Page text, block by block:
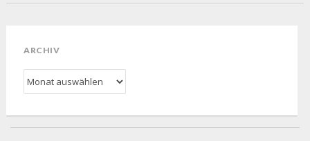
ARCHIV
Archiv